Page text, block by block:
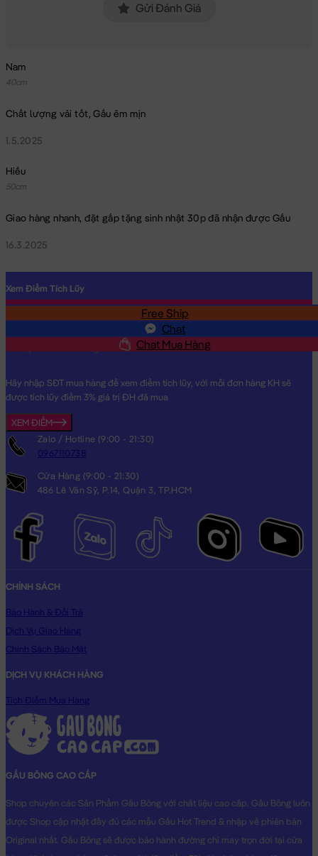
Gửi Đánh Giá
Nam
40cm
Chất lượng vải tốt, Gấu êm mịn
1.5.2025
Hiếu
50cm
Giao hàng nhanh, đặt gấp tặng sinh nhật 30p đã nhận được Gấu
16.3.2025
Free Ship
Chat
Chat Mua Hàng
Xem Điểm Tích Lũy
Hãy nhập SĐT mua hàng để xem điểm tích lũy, với mỗi đơn hàng KH sẽ
được tích lũy điểm 3% giá trị ĐH đã mua
XEM ĐIỂM
Zalo / Hotline (9:00 - 21:30)
0967110738
Cửa Hàng (9:00 - 21:30)
486 Lê Văn Sỹ, P.14, Quận 3, TP.HCM
CHÍNH SÁCH
Bảo Hành & Đổi Trả
Dịch Vụ Giao Hàng
Chính Sách Bảo Mật
DỊCH VỤ KHÁCH HÀNG
Tích Điểm Mua Hàng
GẤU BÔNG CAO CẤP
Shop chuyên các Sản Phẩm Gấu Bông với chất liệu cao cấp. Gấu Bông luôn
được Shop cập nhật đầy đủ các mẫu Gấu Hot Trend & nhập về phiên bản
Original nhất. Gấu Bông sẽ được bảo hành đường chỉ may trọn đời tại cửa